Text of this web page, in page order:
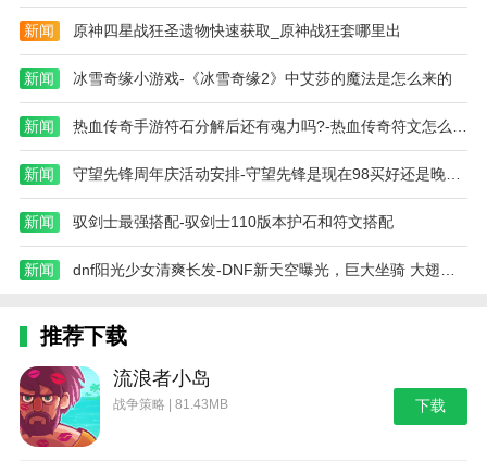
新闻 原神四星战狂圣遗物快速获取_原神战狂套哪里出
新闻 冰雪奇缘小游戏-《冰雪奇缘2》中艾莎的魔法是怎么来的
新闻
新闻 守望先锋周年庆活动安排-守望先锋是现在98买好还是晚一点等周年庆
新闻 驭剑士最强搭配-驭剑士110版本护石和符文搭配
新闻
推荐下载
流浪者小岛
战争策略 | 81.43MB 下载